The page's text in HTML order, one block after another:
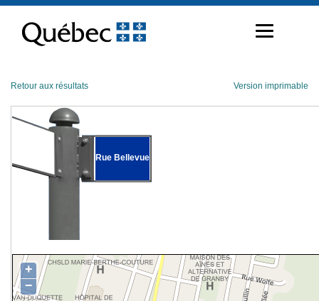
contenu
Retour aux résultats Version imprimable
Rue Bellevue
+
−